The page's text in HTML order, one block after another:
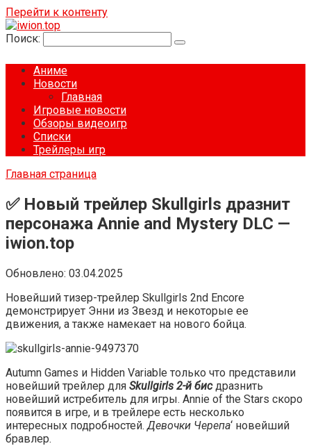
Перейти к контенту
Поиск:
Аниме
Новости
Главная
Игровые новости
Обзоры видеоигр
Списки
Трейлеры игр
Главная страница
✅ Новый трейлер Skullgirls дразнит
персонажа Annie and Mystery DLC —
iwion.top
Обновлено: 03.04.2025
Новейший тизер-трейлер Skullgirls 2nd Encore
демонстрирует Энни из Звезд и некоторые ее
движения, а также намекает на нового бойца.
Autumn Games и Hidden Variable только что представили
новейший трейлер для Skullgirls 2-й бисдразнить
новейший истребитель для игры. Annie of the Stars скоро
появится в игре, и в трейлере есть несколько
интересных подробностей.Девочки Черепа‘ новейший
бравлер.